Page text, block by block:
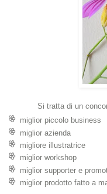
Si tratta di un
miglior piccolo business
miglior azienda
migliore illustratrice
miglior workshop
miglior supporter e
miglior prodotto fatto a